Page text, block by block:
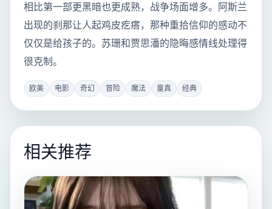
相比第一部更黑暗也更成熟，战争场面增多。阿斯兰
出现的刹那让人起鸡皮疙瘩，那种重拾信仰的感动不
仅仅是给孩子的。苏珊和贾思潘的隐晦感情线处理得
很克制。
欧美 电影 奇幻 冒险 魔法 童真 经典
相关推荐